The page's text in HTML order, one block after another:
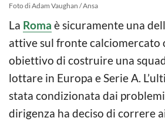
Foto di Adam Vaughan / Ansa
La Roma è sicuramente una
attive sul fronte calciomercato
obiettivo di costruire una
lottare in Europa e Serie A.
stata condizionata dai
dirigenza ha deciso di correre